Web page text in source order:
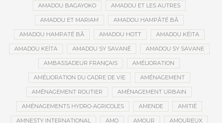
AMADOU BAGAYOKO AMADOU ET LES AUTRES
AMADOU ET MARIAM AMADOU HAMPÂTÉ BÂ
AMADOU HAMPATÉ BÂ AMADOU HOTT AMADOU KÉITA
AMADOU KEÏTA AMADOU SY SAVANÉ AMADOU SY SAVANE
AMBASSADEUR FRANÇAIS AMÉLIORATION
AMÉLIORATION DU CADRE DE VIE AMÉNAGEMENT
AMÉNAGEMENT ROUTIER AMÉNAGEMENT URBAIN
AMÉNAGEMENTS HYDRO-AGRICOLES AMENDE AMITIÉ
AMNESTY INTERNATIONAL AMO AMOUR AMOUREUX